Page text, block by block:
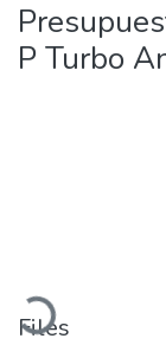
P Turbo
Loading...
Files